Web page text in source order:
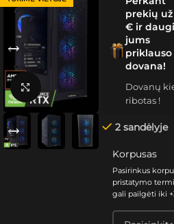
Spustelėkite, kad
prekių už
€ ir
jums
priklauso
dovana!
Dovanų
ribotas !
2 sandėlyje
Korpusas
Pasirinkus
pristatymo
gali pailgėti iki